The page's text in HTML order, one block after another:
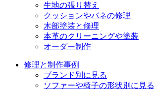
生地の張り替え
クッションやバネの修理
木部塗装と修理
本革のクリーニングや塗装
オーダー制作
修理と制作事例
ブランド別に見る
ソファーや椅子の形状別に見る